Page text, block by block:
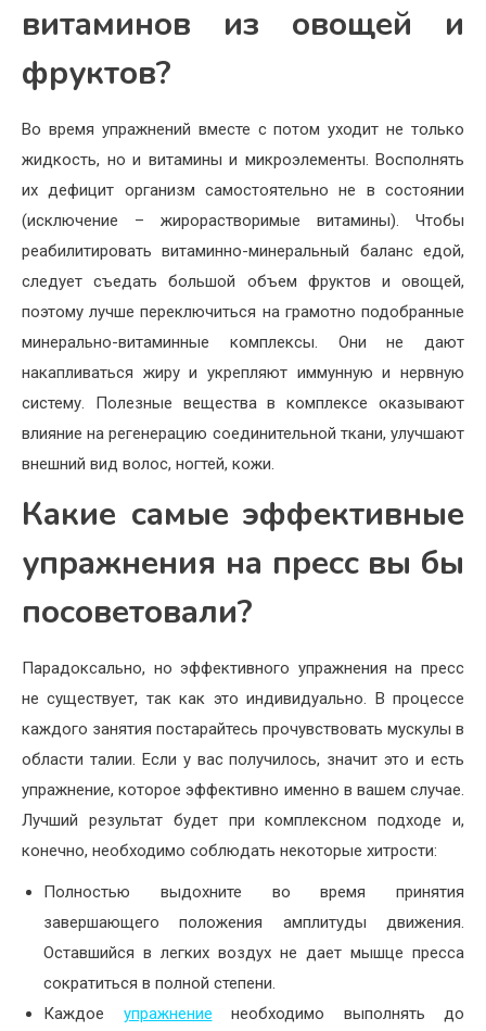
витаминов из овощей и
фруктов?
Во время упражнений вместе с потом уходит не только
жидкость, но и витамины и микроэлементы. Восполнять
их дефицит организм самостоятельно не в состоянии
(исключение – жирорастворимые витамины). Чтобы
реабилитировать витаминно-минеральный баланс едой,
следует съедать большой объем фруктов и овощей,
поэтому лучше переключиться на грамотно подобранные
минерально-витаминные комплексы. Они не дают
накапливаться жиру и укрепляют иммунную и нервную
систему. Полезные вещества в комплексе оказывают
влияние на регенерацию соединительной ткани, улучшают
внешний вид волос, ногтей, кожи.
Какие самые эффективные
упражнения на пресс вы бы
посоветовали?
Парадоксально, но эффективного упражнения на пресс
не существует, так как это индивидуально. В процессе
каждого занятия постарайтесь прочувствовать мускулы в
области талии. Если у вас получилось, значит это и есть
упражнение, которое эффективно именно в вашем случае.
Лучший результат будет при комплексном подходе и,
конечно, необходимо соблюдать некоторые хитрости:
Полностью выдохните во время принятия
завершающего положения амплитуды движения.
Оставшийся в легких воздух не дает мышце пресса
сократиться в полной степени.
Каждое упражнение необходимо выполнять до